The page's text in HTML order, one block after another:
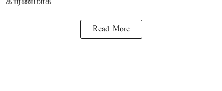
Read More